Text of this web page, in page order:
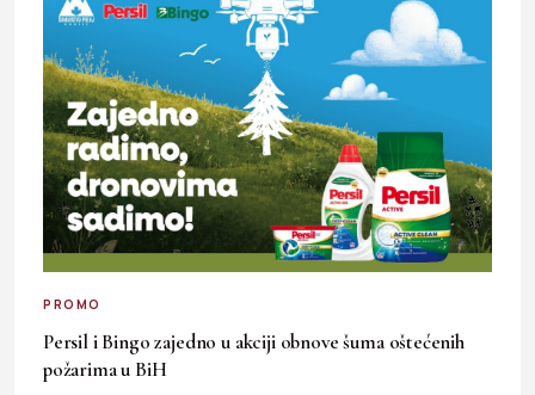
PROMO
Persil i Bingo zajedno u akciji obnove šuma oštećenih
požarima u BiH